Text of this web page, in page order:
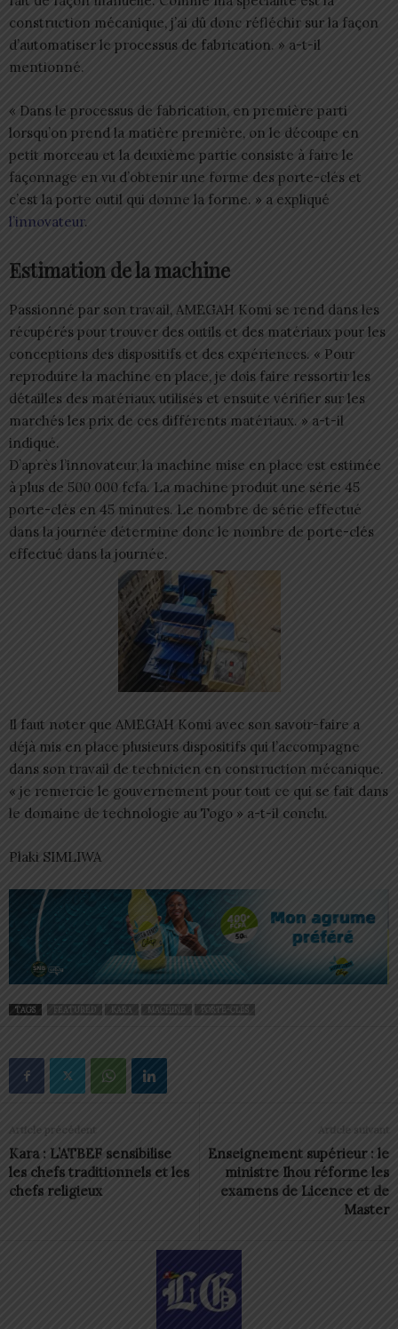
construction mécanique, j’ai dû donc réfléchir sur la façon
d’automatiser le processus de fabrication. » a-t-il
mentionné.
« Dans le processus de fabrication, en première parti
lorsqu’on prend la matière première, on le découpe en
petit morceau et la deuxième partie consiste à faire le
façonnage en vu d’obtenir une forme des porte-clés et
c’est la porte outil qui donne la forme. » a expliqué
l’innovateur.
Estimation de la machine
Passionné par son travail, AMEGAH Komi se rend dans les
récupérés pour trouver des outils et des matériaux pour les
conceptions des dispositifs et des expériences. « Pour
reproduire la machine en place, je dois faire ressortir les
détailles des matériaux utilisés et ensuite vérifier sur les
marchés les prix de ces différents matériaux. » a-t-il
indiqué.
D’après l’innovateur, la machine mise en place est estimée
à plus de 500 000 fcfa. La machine produit une série 45
porte-clés en 45 minutes. Le nombre de série effectué
dans la journée détermine donc le nombre de porte-clés
effectué dans la journée.
Il faut noter que AMEGAH Komi avec son savoir-faire a
déjà mis en place plusieurs dispositifs qui l’accompagne
dans son travail de technicien en construction mécanique.
« je remercie le gouvernement pour tout ce qui se fait dans
le domaine de technologie au Togo » a-t-il conclu.
Plaki SIMLIWA
TAGS FEATURED KARA MACHINE PORTE-CLÉS
Article précédent
Kara : L’ATBEF sensibilise
les chefs traditionnels et les
chefs religieux
Article suivant
Enseignement supérieur : le
ministre Ihou réforme les
examens de Licence et de
Master